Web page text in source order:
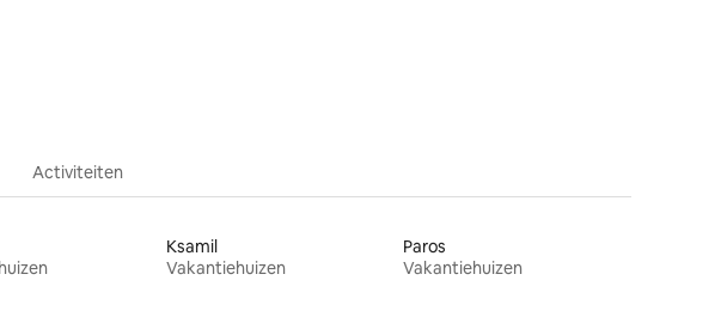
van 5 uit 5, 7 recensies
Activiteiten
Ksamil
Vakantiehuizen
Paros
Vakantiehuizen